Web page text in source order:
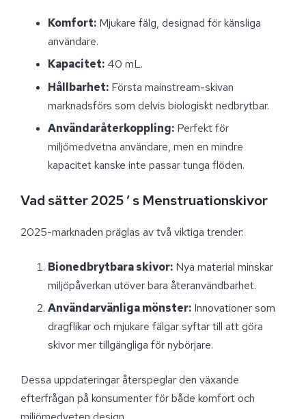
Komfort: Mjukare fälg, designad för känsliga
användare.
Kapacitet: 40 mL.
Hållbarhet: Första mainstream-skivan
marknadsförs som delvis biologiskt nedbrytbar.
Användaråterkoppling: Perfekt för
miljömedvetna användare, men en mindre
kapacitet kanske inte passar tunga flöden.
Vad sätter 2025 ’ s Menstruationskivor
2025-marknaden präglas av två viktiga trender:
Bionedbrytbara skivor: Nya material minskar
miljöpåverkan utöver bara återanvändbarhet.
Användarvänliga mönster: Innovationer som
dragflikar och mjukare fälgar syftar till att göra
skivor mer tillgängliga för nybörjare.
Dessa uppdateringar återspeglar den växande
efterfrågan på konsumenter för både komfort och